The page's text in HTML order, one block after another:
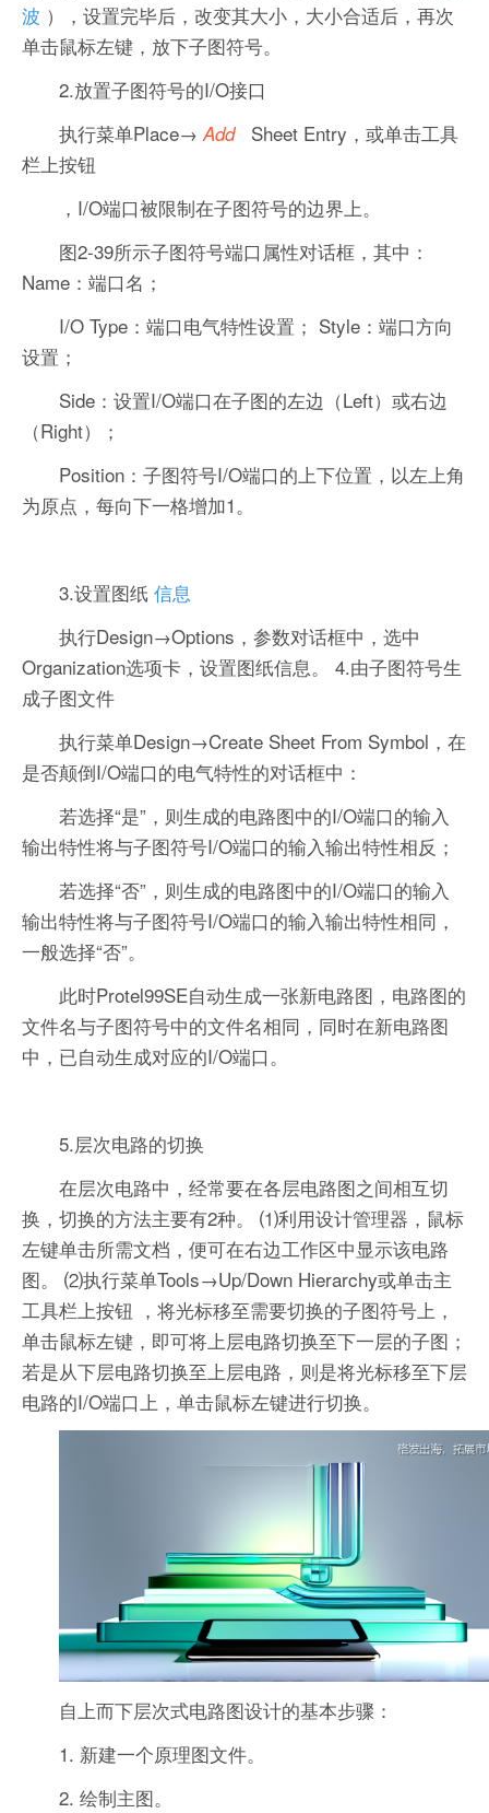
波 ），设置完毕后，改变其大小，大小合适后，再次
单击鼠标左键，放下子图符号。
2.放置子图符号的I/O接口
执行菜单Place→ Add
Sheet Entry，或单击工具
栏上按钮
，I/O端口被限制在子图符号的边界上。
图2-39所示子图符号端口属性对话框，其中：
Name：端口名；
I/O Type：端口电气特性设置； Style：端口方向
设置；
Side：设置I/O端口在子图的左边（Left）或右边
（Right）；
Position：子图符号I/O端口的上下位置，以左上角
为原点，每向下一格增加1。
3.设置图纸 信息
执行Design→Options，参数对话框中，选中
Organization选项卡，设置图纸信息。 4.由子图符号生
成子图文件
执行菜单Design→Create Sheet From Symbol，在
是否颠倒I/O端口的电气特性的对话框中：
若选择“是”，则生成的电路图中的I/O端口的输入
输出特性将与子图符号I/O端口的输入输出特性相反；
若选择“否”，则生成的电路图中的I/O端口的输入
输出特性将与子图符号I/O端口的输入输出特性相同，
一般选择“否”。
此时Protel99SE自动生成一张新电路图，电路图的
文件名与子图符号中的文件名相同，同时在新电路图
中，已自动生成对应的I/O端口。
5.层次电路的切换
在层次电路中，经常要在各层电路图之间相互切
换，切换的方法主要有2种。 ⑴利用设计管理器，鼠标
左键单击所需文档，便可在右边工作区中显示该电路
图。 ⑵执行菜单Tools→Up/Down Hierarchy或单击主
工具栏上按钮 ，将光标移至需要切换的子图符号上，
单击鼠标左键，即可将上层电路切换至下一层的子图；
若是从下层电路切换至上层电路，则是将光标移至下层
电路的I/O端口上，单击鼠标左键进行切换。
自上而下层次式电路图设计的基本步骤：
1. 新建一个原理图文件。
2. 绘制主图。